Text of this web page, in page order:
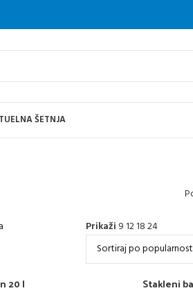
ŠETNJA
Prikaži 9121824
20 l Stakleni